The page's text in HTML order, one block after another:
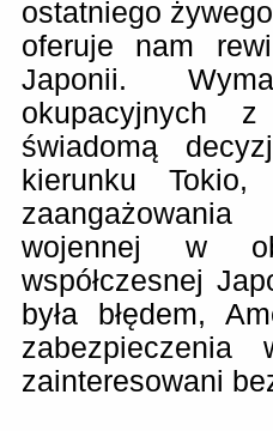
ostatniego
oferuje nam
Japonii.
okupacyjnych
świadomą
kierunku Tokio,
wojennej w
współczesnej
była błędem,
zainteresowani